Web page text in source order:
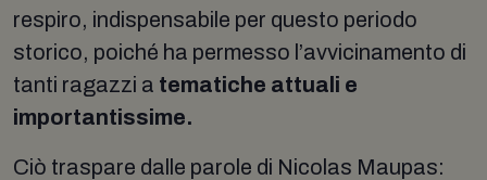
respiro, indispensabile per questo periodo
storico, poiché ha permesso l’avvicinamento di
tanti ragazzi a tematiche attuali e
importantissime.
Ciò traspare dalle parole di Nicolas Maupas: